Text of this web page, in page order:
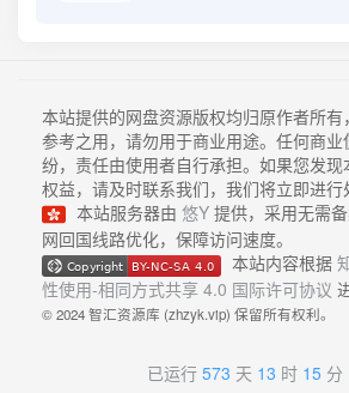
本站提供的网盘资源版权均归原作者所
参考之用，请勿用于商业用途。任何商
纷，责任由使用者自行承担。如果您发
权益，请及时联系我们，我们将立即进行
本站服务器由 悠Y 提供，采用无需
网回国线路优化，保障访问速度。
本站内容根据
性使用-相同方式共享 4.0 国际许可协议
© 2024 智汇资源库 (zhzyk.vip) 保留所有权利。
已运行 573 天 13 时 15 分